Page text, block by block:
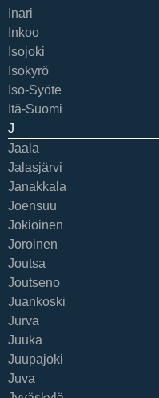
Inari
Inkoo
Isojoki
Isokyrö
Iso-Syöte
Itä-Suomi
J
Jaala
Jalasjärvi
Janakkala
Joensuu
Jokioinen
Joroinen
Joutsa
Joutseno
Juankoski
Jurva
Juuka
Juupajoki
Juva